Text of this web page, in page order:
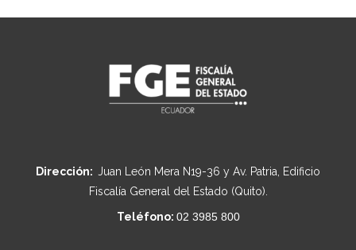
Dirección: Juan León Mera N19-36 y Av. Patria, Edificio
Fiscalía General del Estado (Quito).
Teléfono: 02 3985 800